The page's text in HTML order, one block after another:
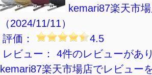
kemari87楽天市
（2024/11/11）
評価：
4.5
レビュー： 4件のレビューがあ
kemari87楽天市場店でレビュー